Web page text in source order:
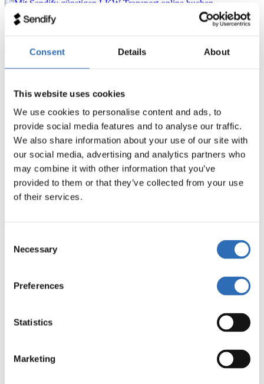
Consent Details About
This website uses cookies
We use cookies to personalise content and ads, to
provide social media features and to analyse our traffic.
We also share information about your use of our site with
our social media, advertising and analytics partners who
may combine it with other information that you’ve
provided to them or that they’ve collected from your use
of their services.
Selection
Necessary
Preferences
Statistics
Marketing
Wie unterscheidet sich 4PL von 3PL?
Was ist 4PL?
4PL ist ein Dienstleistungsanbieter, der für die Koordination und
Überwachung der gesamten Lieferkette eines Unternehmens
zuständig ist. Dieser koordiniert verschiedene Anbieter und
Logistikpartner und unterstützt das Unternehmen bei der
Optimierung und Umsetzung seiner Logistikstrategie. Wie Sie unten
sehen können, ist ein externer Logistikpartner an fast allen Schritten
beteiligt, mit Ausnahme der Herstellungs- und Marketingfunktionen.
Vorteile von 4PL
Dritte durchführen zu lassen, anstatt sie selbst zu übernehmen?
Ganzheitliche Sichtweise: Durch die Übernahme der
gesamten Lieferkette hat der 4PL-Dienstleister einen
Höhere Effizienz und weniger Engpässe:
Durch die